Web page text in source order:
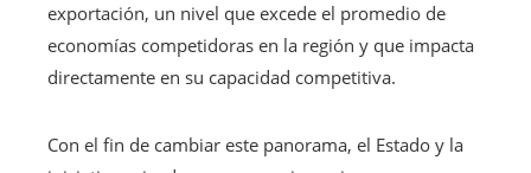
exportación, un nivel que excede el promedio de
economías competidoras en la región y que impacta
directamente en su capacidad competitiva.
Con el fin de cambiar este panorama, el Estado y la